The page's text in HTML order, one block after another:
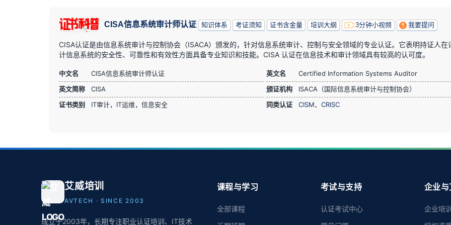
CISA信息系统审计师认证 知识体系 考证须知 证书含金量 培训大纲 3分钟小视频 我要提问
CISA认证是由信息系统审计与控制协会（ISACA）颁发的，针对信息系统审计、控制与安全领域的专业认证。它表明持证人在
计信息系统的安全性、可靠性和有效性方面具备专业知识和技能。CISA 认证在信息技术和审计领域具有较高的认可度。
中文名 CISA信息系统审计师认证 英文名
Certified Information Systems Auditor
英文简称
CISA 颁证机构
ISACA（国际信息系统审计与控制协会）
证书类别
IT审计，IT运维，信息安全 同类认证 CISM、CRISC
艾威培训
AVTECH · SINCE 2003
成立于2003年，长期专注职业认证培训、IT技术
课程与学习
全部课程
考试与支持
认证考试中心
企业
企业培